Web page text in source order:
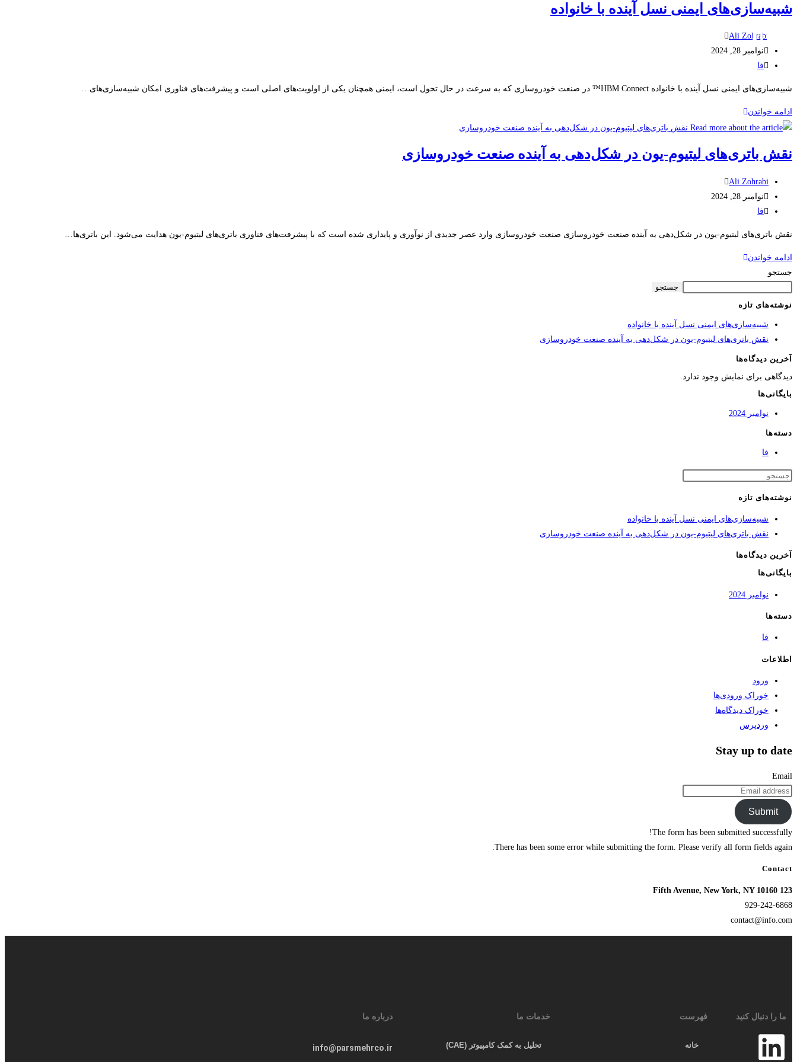
شبیه‌سازی‌های ایمنی نسل آینده با خانواده
Ali Zohrabi
نوامبر 28, 2024
فا
شبیه‌سازی‌های ایمنی نسل آینده با خانواده HBM Connect™ در صنعت خودروسازی که به سرعت در حال تحول است، ایمنی همچنان یکی از اولویت‌های اصلی است و پیشرفت‌های فناوری امکان شبیه‌سازی‌های…
ادامه خواندن
نقش باتری‌های لیتیوم-یون در شکل‌دهی به آینده صنعت خودروسازی
Ali Zohrabi
نوامبر 28, 2024
فا
نقش باتری‌های لیتیوم-یون در شکل‌دهی به آینده صنعت خودروسازی صنعت خودروسازی وارد عصر جدیدی از نوآوری و پایداری شده است که با پیشرفت‌های فناوری باتری‌های لیتیوم-یون هدایت می‌شود. این باتری‌ها…
ادامه خواندن
جستجو
جستجو
نوشته‌های تازه
شبیه‌سازی‌های ایمنی نسل آینده با خانواده
نقش باتری‌های لیتیوم-یون در شکل‌دهی به آینده صنعت خودروسازی
آخرین دیدگاه‌ها
دیدگاهی برای نمایش وجود ندارد.
بایگانی‌ها
نوامبر 2024
دسته‌ها
فا
نوشته‌های تازه
شبیه‌سازی‌های ایمنی نسل آینده با خانواده
نقش باتری‌های لیتیوم-یون در شکل‌دهی به آینده صنعت خودروسازی
آخرین دیدگاه‌ها
بایگانی‌ها
نوامبر 2024
دسته‌ها
فا
اطلاعات
ورود
خوراک ورودی‌ها
خوراک دیدگاه‌ها
وردپرس
Stay up to date
Email
Submit
The form has been submitted successfully!
There has been some error while submitting the form. Please verify all form fields again.
Contact
123 Fifth Avenue, New York, NY 10160
929-242-6868
contact@info.com
ما را دنبال کنید فهرست
خانه
خدمات ما
تحلیل به کمک کامپیوتر (CAE)
درباره ما
info@parsmehrco.ir